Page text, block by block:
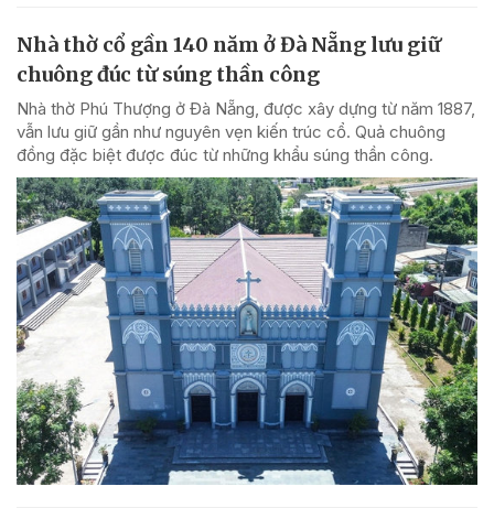
Nhà thờ cổ gần 140 năm ở Đà Nẵng lưu giữ
chuông đúc từ súng thần công
Nhà thờ Phú Thượng ở Đà Nẵng, được xây dựng từ năm 1887,
vẫn lưu giữ gần như nguyên vẹn kiến trúc cổ. Quả chuông
đồng đặc biệt được đúc từ những khẩu súng thần công.